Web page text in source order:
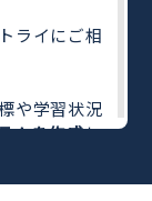
ライにご相
や学習状況
ムを作成し
わかるまで